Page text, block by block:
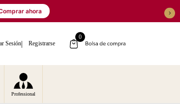
ahora
Sesión Registrarse
0
Professional